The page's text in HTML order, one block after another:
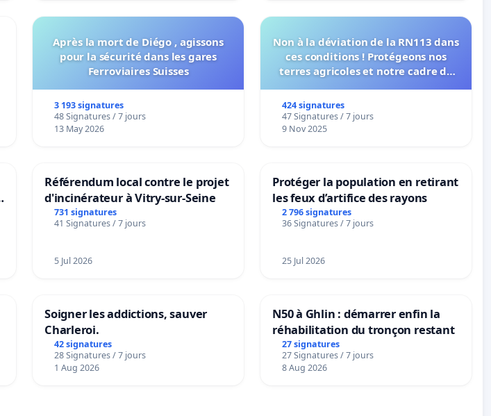
Après la mort de Diégo , agissons
pour la sécurité dans les gares
Ferroviaires Suisses
3 193 signatures
48 Signatures / 7 jours
13 May 2026
Non à la déviation de la RN113 dans
ces conditions ! Protégeons nos
terres agricoles et notre cadre de
424 signatures
47 Signatures / 7 jours
9 Nov 2025
Référendum local contre le projet
d'incinérateur à Vitry-sur-Seine
731 signatures
41 Signatures / 7 jours
5 Jul 2026
Protéger la population en retirant
les feux d’artifice des rayons
2 796 signatures
36 Signatures / 7 jours
25 Jul 2026
Soigner les addictions, sauver
Charleroi.
42 signatures
28 Signatures / 7 jours
1 Aug 2026
N50 à Ghlin : démarrer enfin la
réhabilitation du tronçon restant
27 signatures
27 Signatures / 7 jours
8 Aug 2026